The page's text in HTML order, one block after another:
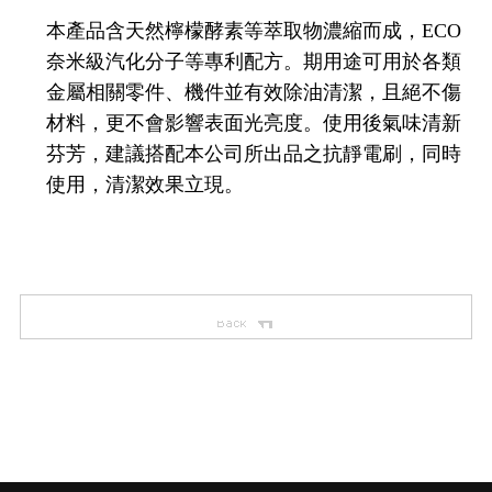
本產品含天然檸檬酵素等萃取物濃縮而成，ECO
奈米級汽化分子等專利配方。期用途可用於各類
金屬相關零件、機件並有效除油清潔，且絕不傷
材料，更不會影響表面光亮度。使用後氣味清新
芬芳，建議搭配本公司所出品之抗靜電刷，同時
使用，清潔效果立現。